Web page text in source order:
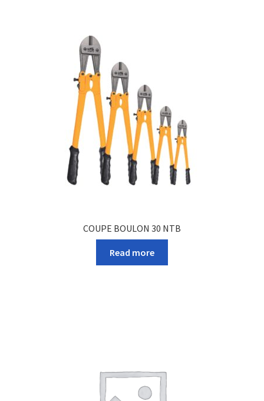
COUPE BOULON 30 NTB
Read more